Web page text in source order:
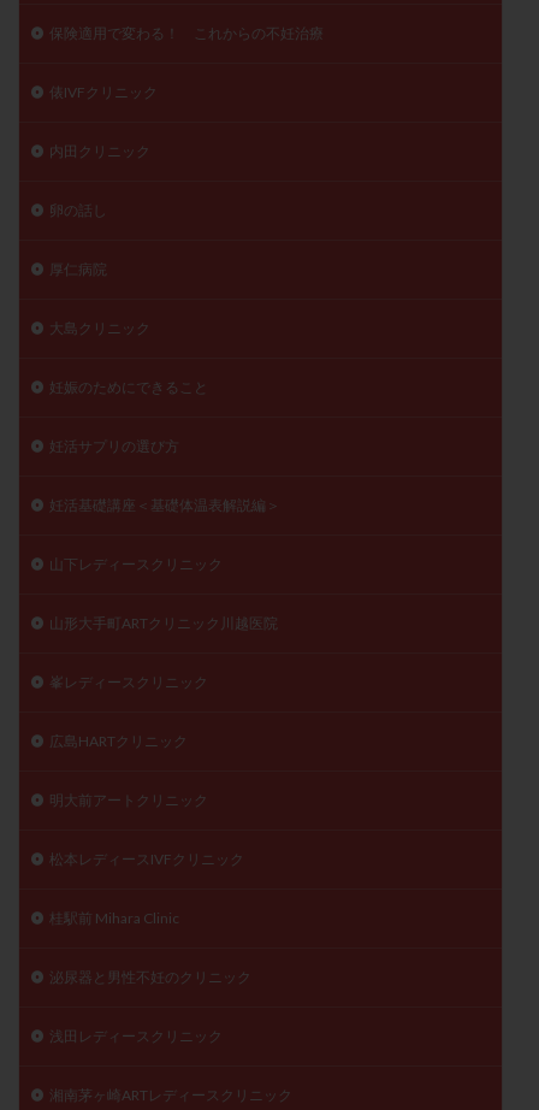
保険適用で変わる！ これからの不妊治療
俵IVFクリニック
内田クリニック
卵の話し
厚仁病院
大島クリニック
妊娠のためにできること
妊活サプリの選び方
妊活基礎講座＜基礎体温表解説編＞
山下レディースクリニック
山形大手町ARTクリニック川越医院
峯レディースクリニック
広島HARTクリニック
明大前アートクリニック
松本レディースIVFクリニック
桂駅前 Mihara Clinic
泌尿器と男性不妊のクリニック
浅田レディースクリニック
湘南茅ヶ崎ARTレディースクリニック